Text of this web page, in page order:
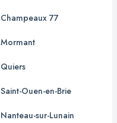
Champeaux 77
Mormant
Quiers
Saint-Ouen-en-Brie
Nanteau-sur-Lunain